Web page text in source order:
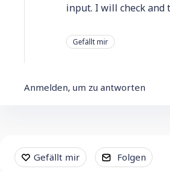
input. I will check and
Gefällt mir
Anmelden, um zu antworten
Content aside
Gefällt mir Folgen